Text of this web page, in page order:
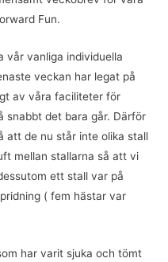
Fun.
vår vanliga individuella
veckan har legat på
av våra faciliteter för
snabbt det bara går. Därför
att de nu står inte olika stall
mellan stallarna så att vi
ett stall var på
( fem hästar var
har varit sjuka och tömt